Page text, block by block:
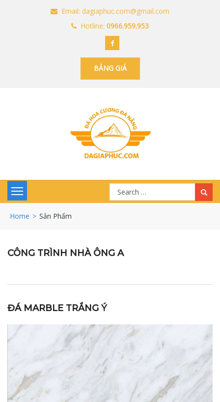
Email: dagiaphuc.com@gmail.com
Hotline: 0966.959.953
BẢNG GIÁ
Search
for:
Home > Sản Phẩm
CÔNG TRÌNH NHÀ ÔNG A
ĐÁ MARBLE TRẮNG Ý